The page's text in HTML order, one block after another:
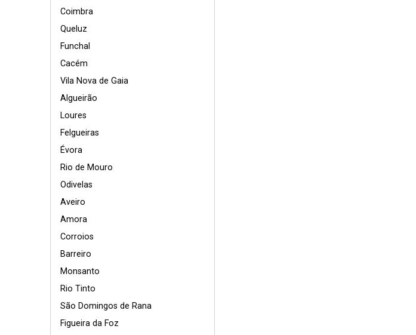
Coimbra
Queluz
Funchal
Cacém
Vila Nova de Gaia
Algueirão
Loures
Felgueiras
Évora
Rio de Mouro
Odivelas
Aveiro
Amora
Corroios
Barreiro
Monsanto
Rio Tinto
São Domingos de Rana
Figueira da Foz